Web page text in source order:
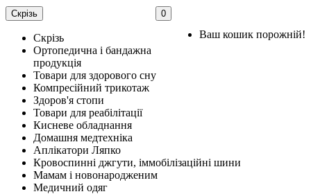
0
Ваш кошик порожній!
Скрізь
Скрізь
Ортопедична і бандажна
продукція
Товари для здорового сну
Компресійний трикотаж
Здоров'я стопи
Товари для реабілітації
Кисневе обладнання
Домашня медтехніка
Аплікатори Ляпко
Кровоспинні джгути, іммобілізаційні шини
Мамам і новонародженим
Медичний одяг